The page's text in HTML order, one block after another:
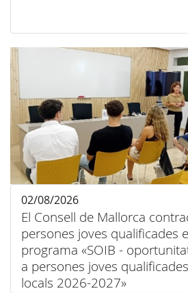
El Consell de Mallorca
persones joves qualificades
programa «SOIB -
a persones joves
locals 2026-2027»
02/08/2026